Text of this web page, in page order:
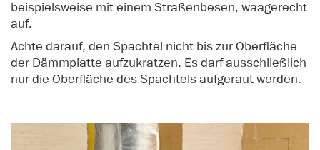
beispielsweise mit einem Straßenbesen, waagerecht
auf.
Achte darauf, den Spachtel nicht bis zur Oberfläche
der Dämmplatte aufzukratzen. Es darf ausschließlich
nur die Oberfläche des Spachtels aufgeraut werden.